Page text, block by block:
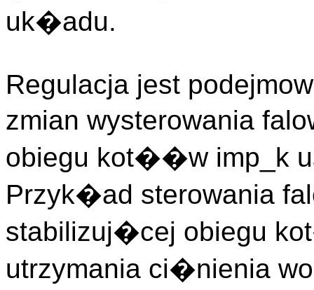
uk�adu.
Regulacja jest
zmian wysterowania
obiegu kot��w imp_k
Przyk�ad sterowania
stabilizuj�cej obiegu
utrzymania ci�nienia